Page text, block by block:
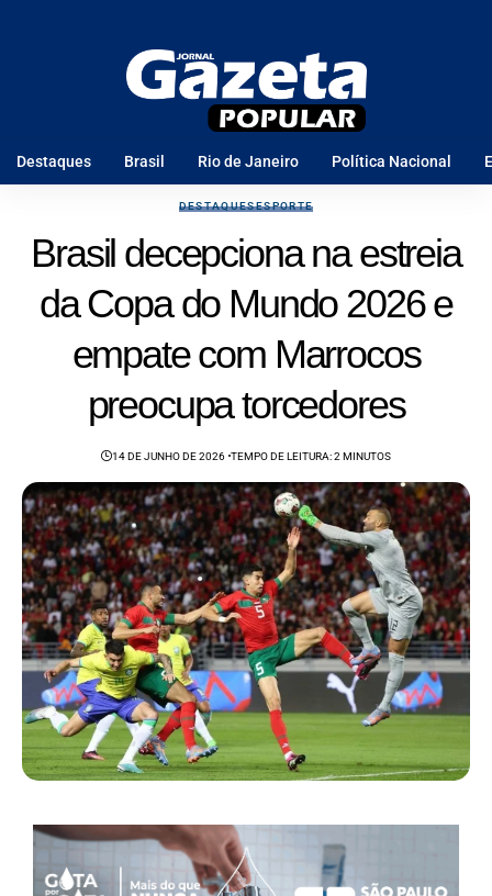
Destaques Brasil Rio de Janeiro Política Nacional
DESTAQUESESPORTE
Brasil decepciona na estreia
da Copa do Mundo 2026 e
empate com Marrocos
preocupa torcedores
14 DE JUNHO DE 2026 TEMPO DE LEITURA: 2 MINUTOS